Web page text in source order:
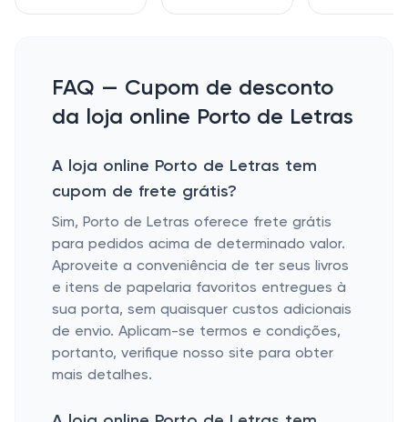
FAQ — Cupom de desconto
da loja online Porto de Letras
A loja online Porto de Letras tem
cupom de frete grátis?
Sim, Porto de Letras oferece frete grátis
para pedidos acima de determinado valor.
Aproveite a conveniência de ter seus livros
e itens de papelaria favoritos entregues à
sua porta, sem quaisquer custos adicionais
de envio. Aplicam-se termos e condições,
portanto, verifique nosso site para obter
mais detalhes.